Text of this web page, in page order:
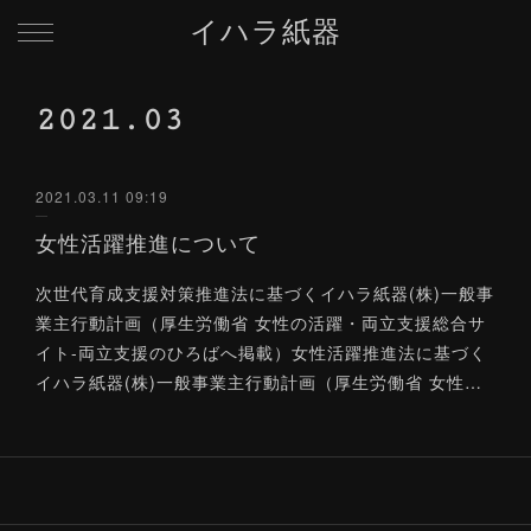
イハラ紙器
2021 . 03
2021.03.11 09:19
女性活躍推進について
次世代育成支援対策推進法に基づくイハラ紙器(株)一般事
業主行動計画（厚生労働省 女性の活躍・両立支援総合サ
イト-両立支援のひろばへ掲載）女性活躍推進法に基づく
イハラ紙器(株)一般事業主行動計画（厚生労働省 女性…